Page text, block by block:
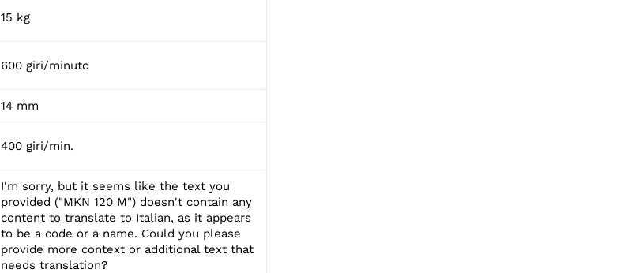
15 kg
600 giri/minuto
14 mm
400 giri/min.
I'm sorry, but it seems like the text you
provided ("MKN 120 M") doesn't contain any
content to translate to Italian, as it appears
to be a code or a name. Could you please
provide more context or additional text that
needs translation?